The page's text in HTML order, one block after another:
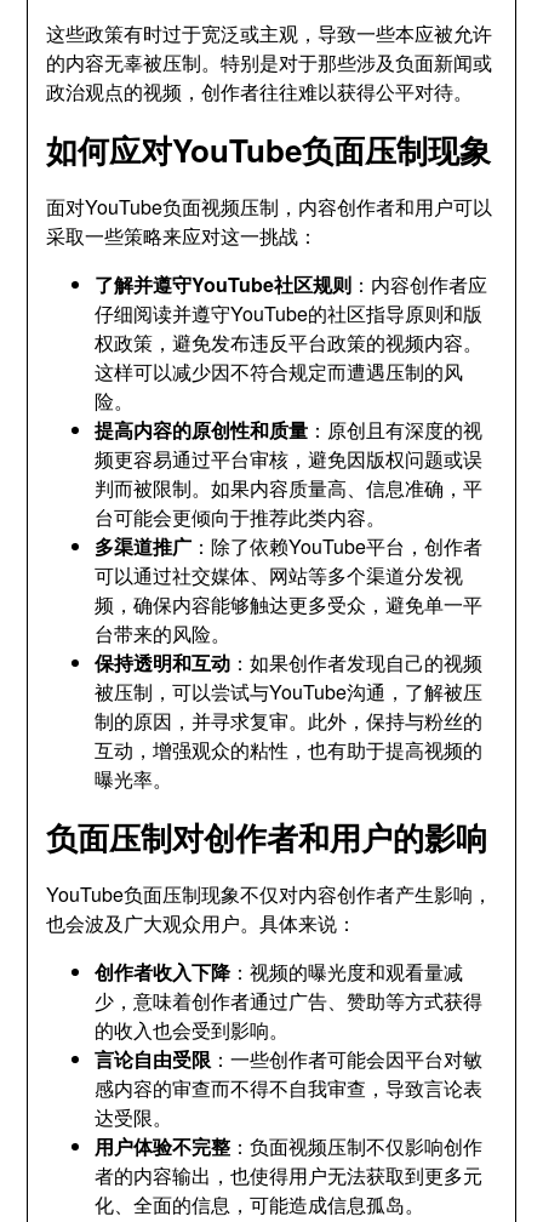
这些政策有时过于宽泛或主观，导致一些本应被允许
的内容无辜被压制。特别是对于那些涉及负面新闻或
政治观点的视频，创作者往往难以获得公平对待。
如何应对YouTube负面压制现象
面对YouTube负面视频压制，内容创作者和用户可以
采取一些策略来应对这一挑战：
了解并遵守YouTube社区规则 ：内容创作者应
仔细阅读并遵守YouTube的社区指导原则和版
权政策，避免发布违反平台政策的视频内容。
这样可以减少因不符合规定而遭遇压制的风
险。
提高内容的原创性和质量 ：原创且有深度的视
频更容易通过平台审核，避免因版权问题或误
判而被限制。如果内容质量高、信息准确，平
台可能会更倾向于推荐此类内容。
多渠道推广 ：除了依赖YouTube平台，创作者
可以通过社交媒体、网站等多个渠道分发视
频，确保内容能够触达更多受众，避免单一平
台带来的风险。
保持透明和互动 ：如果创作者发现自己的视频
被压制，可以尝试与YouTube沟通，了解被压
制的原因，并寻求复审。此外，保持与粉丝的
互动，增强观众的粘性，也有助于提高视频的
曝光率。
负面压制对创作者和用户的影响
YouTube负面压制现象不仅对内容创作者产生影响，
也会波及广大观众用户。具体来说：
创作者收入下降：视频的曝光度和观看量减
少，意味着创作者通过广告、赞助等方式获得
的收入也会受到影响。
言论自由受限 ：一些创作者可能会因平台对敏
感内容的审查而不得不自我审查，导致言论表
达受限。
用户体验不完整 ：负面视频压制不仅影响创作
者的内容输出，也使得用户无法获取到更多元
化、全面的信息，可能造成信息孤岛。